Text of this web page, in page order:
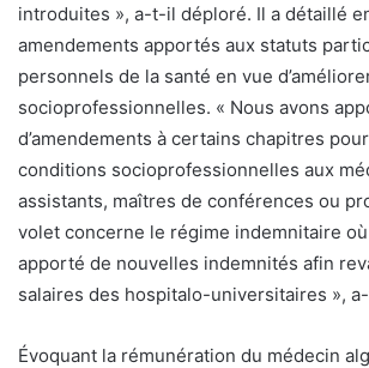
introduites », a-t-il déploré. Il a détaillé
amendements apportés aux statuts
personnels de la santé en vue
socioprofessionnelles. « Nous avons
d’amendements à certains chapitres
conditions socioprofessionnelles aux
assistants, maîtres de conférences ou
volet concerne le régime indemnitaire
apporté de nouvelles indemnités afin
salaires des hospitalo-universitaires »,
Évoquant la rémunération du médecin